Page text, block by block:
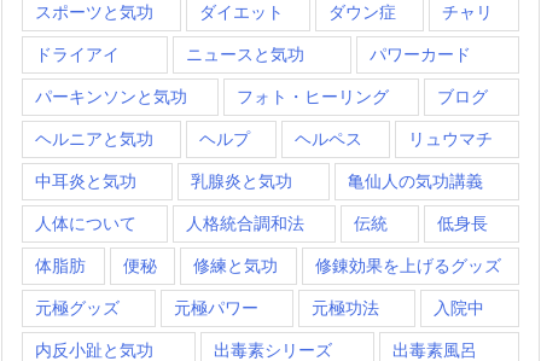
スポーツと気功 ダイエット ダウン症 チャリ
ドライアイ ニュースと気功 パワーカード
パーキンソンと気功 フォト・ヒーリング ブログ
ヘルニアと気功 ヘルプ ヘルペス リュウマチ
中耳炎と気功 乳腺炎と気功 亀仙人の気功講義
人体について 人格統合調和法 伝統 低身長
体脂肪 便秘 修練と気功 修錬効果を上げるグッズ
元極グッズ 元極パワー 元極功法 入院中
内反小趾と気功 出毒素シリーズ 出毒素風呂